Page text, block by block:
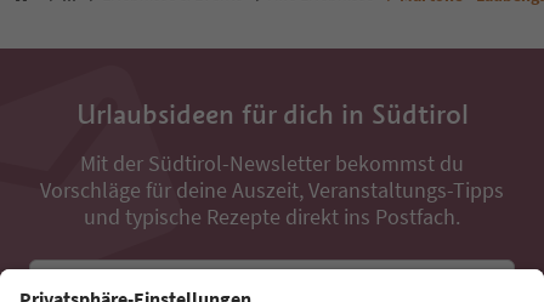
Urlaubsideen für dich in Südtirol
Mit der Südtirol-Newsletter bekommst du
Vorschläge für deine Auszeit, Veranstaltungs-Tipps
und typische Rezepte direkt ins Postfach.
E-Mail Adresse